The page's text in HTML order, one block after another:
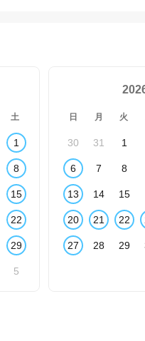
土
1
8
15
22
29
5
日 月 火
30 31 1
6 7 8
13 14 15
20 21 22
27 28 29